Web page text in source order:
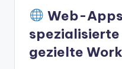
Web-
gezielte